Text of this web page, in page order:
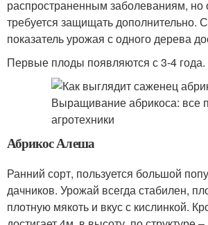
распространенным заболеваниям, но
требуется защищать дополнительно.
показатель урожая с одного дерева
Первые плоды появляются с 3-4 года.
Абрикос Алеша
Ранний сорт, пользуется большой
дачников. Урожай всегда стабилен,
плотную мякоть и вкус с кислинкой.